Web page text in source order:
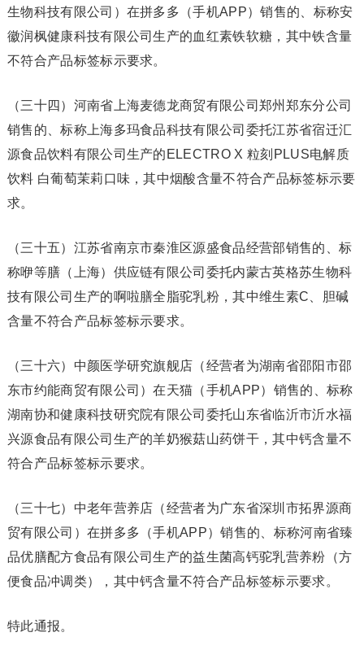
生物科技有限公司）在拼多多（手机APP）销售的、标称安
徽润枫健康科技有限公司生产的血红素铁软糖，其中铁含量
不符合产品标签标示要求。
（三十四）河南省上海麦德龙商贸有限公司郑州郑东分公司
销售的、标称上海多玛食品科技有限公司委托江苏省宿迁汇
源食品饮料有限公司生产的ELECTRO X 粒刻PLUS电解质
饮料 白葡萄茉莉口味，其中烟酸含量不符合产品标签标示要
求。
（三十五）江苏省南京市秦淮区源盛食品经营部销售的、标
称咿等膳（上海）供应链有限公司委托内蒙古英格苏生物科
技有限公司生产的啊啦膳全脂驼乳粉，其中维生素C、胆碱
含量不符合产品标签标示要求。
（三十六）中颜医学研究旗舰店（经营者为湖南省邵阳市邵
东市约能商贸有限公司）在天猫（手机APP）销售的、标称
湖南协和健康科技研究院有限公司委托山东省临沂市沂水福
兴源食品有限公司生产的羊奶猴菇山药饼干，其中钙含量不
符合产品标签标示要求。
（三十七）中老年营养店（经营者为广东省深圳市拓界源商
贸有限公司）在拼多多（手机APP）销售的、标称河南省臻
品优膳配方食品有限公司生产的益生菌高钙驼乳营养粉（方
便食品冲调类），其中钙含量不符合产品标签标示要求。
特此通报。